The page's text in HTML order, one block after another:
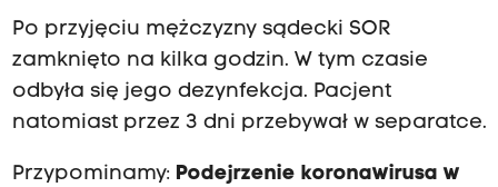
Po przyjęciu mężczyzny sądecki SOR
zamknięto na kilka godzin. W tym czasie
odbyła się jego dezynfekcja. Pacjent
natomiast przez 3 dni przebywał w separatce.
Przypominamy: Podejrzenie koronawirusa w